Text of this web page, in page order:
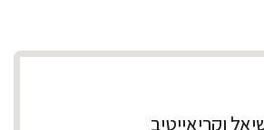
וקריאייטיב